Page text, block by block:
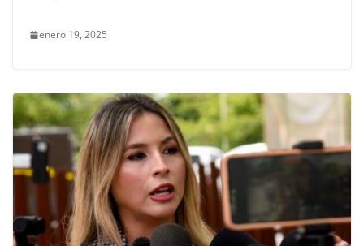
enero 19, 2025